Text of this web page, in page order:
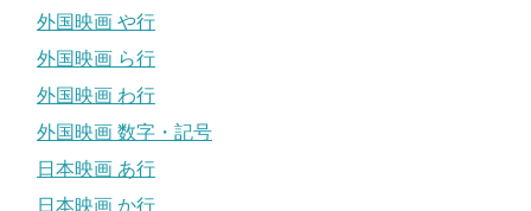
外国映画 や行
外国映画 ら行
外国映画 わ行
外国映画 数字・記号
日本映画 あ行
日本映画 か行